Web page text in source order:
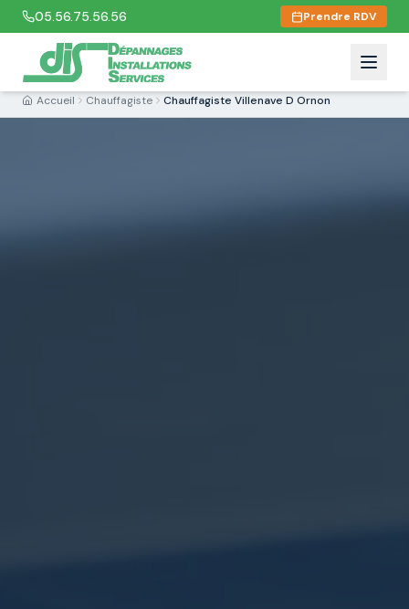
05.56.75.56.56 Prendre RDV
Accueil Chauffagiste Chauffagiste Villenave D Ornon